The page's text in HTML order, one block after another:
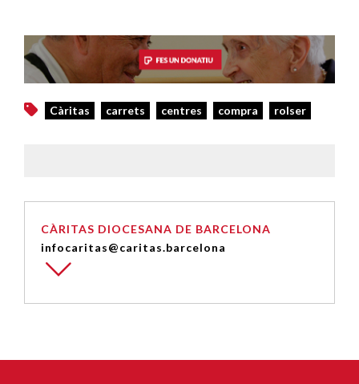
Càritas carrets centres compra rolser
CÀRITAS DIOCESANA DE BARCELONA
infocaritas@caritas.barcelona